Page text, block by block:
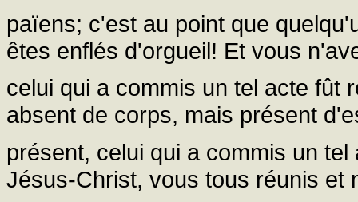
païens; c'est au point que
êtes enflés d'orgueil! Et vous
celui qui a commis un tel acte fût
absent de corps, mais présent
présent, celui qui a commis un
Jésus-Christ, vous tous réunis et